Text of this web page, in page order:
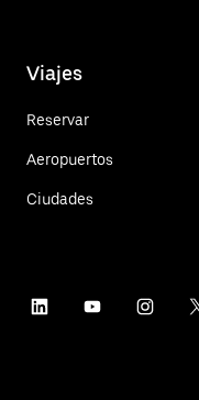
Viajes
Reservar
Aeropuertos
Ciudades